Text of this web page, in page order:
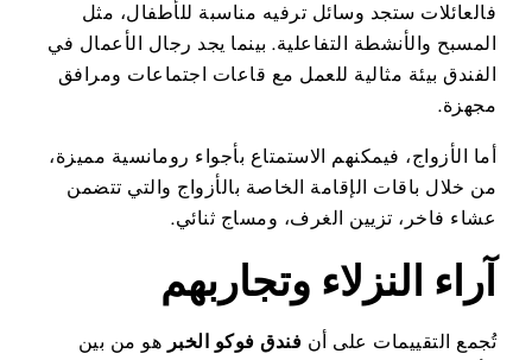
فالعائلات ستجد وسائل ترفيه مناسبة للأطفال، مثل
المسبح والأنشطة التفاعلية. بينما يجد رجال الأعمال في
الفندق بيئة مثالية للعمل مع قاعات اجتماعات ومرافق
مجهزة.
أما الأزواج، فيمكنهم الاستمتاع بأجواء رومانسية مميزة،
من خلال باقات الإقامة الخاصة بالأزواج والتي تتضمن
عشاء فاخر، تزيين الغرف، ومساج ثنائي.
آراء النزلاء وتجاربهم
تُجمع التقييمات على أن فندق فوكو الخبر هو من بين